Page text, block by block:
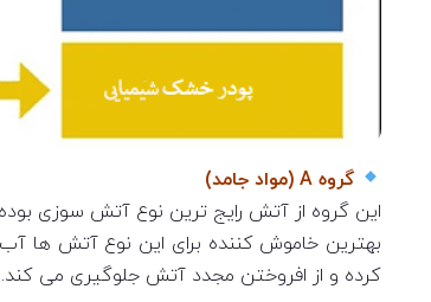
گروه A (مواد جامد)
این گروه از آتش رایج ترین نوع آتش سوزی
بهترین خاموش کننده برای این نوع آتش ها
کرده و از افروختن مجدد آتش جلوگیری می کند.